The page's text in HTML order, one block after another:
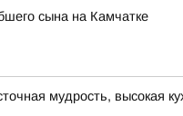
сына на Камчатке
мудрость, высокая